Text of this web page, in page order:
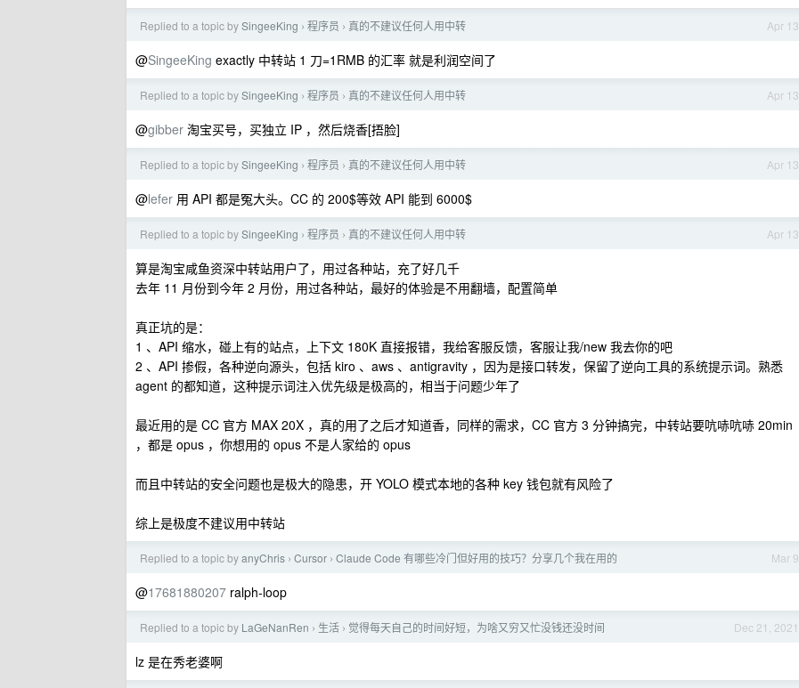
Apr 13
Replied to a topic bySingeeKing › 程序员 › 真的不建议任何人用中转
@SingeeKing exactly 中转站 1 刀=1RMB 的汇率 就是利润空间了
Apr 13
Replied to a topic bySingeeKing › 程序员 › 真的不建议任何人用中转
@gibber 淘宝买号，买独立 IP ，然后烧香[捂脸]
Apr 13
Replied to a topic bySingeeKing › 程序员 › 真的不建议任何人用中转
@lefer 用 API 都是冤大头。CC 的 200$等效 API 能到 6000$
Apr 13
Replied to a topic bySingeeKing › 程序员 › 真的不建议任何人用中转
算是淘宝咸鱼资深中转站用户了，用过各种站，充了好几千
去年 11 月份到今年 2 月份，用过各种站，最好的体验是不用翻墙，配置简单
真正坑的是：
1 、API 缩水，碰上有的站点，上下文 180K 直接报错，我给客服反馈，客服让我/new 我去你的吧
2 、API 掺假，各种逆向源头，包括 kiro 、aws 、antigravity ，因为是接口转发，保留了逆向工具的系统提示词。熟悉
agent 的都知道，这种提示词注入优先级是极高的，相当于问题少年了
最近用的是 CC 官方 MAX 20X ，真的用了之后才知道香，同样的需求，CC 官方 3 分钟搞完，中转站要吭哧吭哧 20min
，都是 opus ，你想用的 opus 不是人家给的 opus
而且中转站的安全问题也是极大的隐患，开 YOLO 模式本地的各种 key 钱包就有风险了
综上是极度不建议用中转站
Mar 9
Replied to a topic byanyChris › Cursor › Claude Code 有哪些冷门但好用的技巧？分享几个我在用的
@17681880207 ralph-loop
Dec 21, 2021
Replied to a topic by LaGeNanRen › 生活 › 觉得每天自己的时间好短，为啥又穷又忙没钱还没时间
lz 是在秀老婆啊